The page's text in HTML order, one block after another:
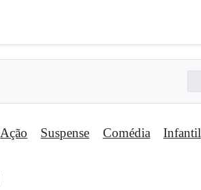
Ação Suspense Comédia Infantil